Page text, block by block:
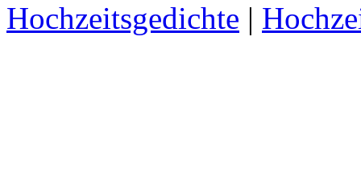
Hochzeitsgedichte |